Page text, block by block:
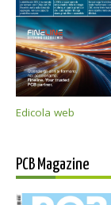
Edicola web
PCB Magazine